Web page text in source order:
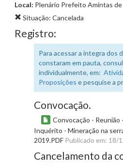
Local: Plenário Prefeito Amintas de
Situação: Cancelada
Registro:
Para acessar a íntegra dos
constaram em pauta,
individualmente, em:
Proposições e pesquise a
Convocação.
Convocação - Reunião
Inquérito - Mineração na
2019.PDF Publicado em: 18/
Cancelamento da